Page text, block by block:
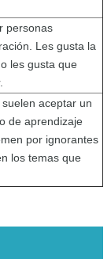
personas
Les gusta la
les gusta que
aceptar un
de aprendizaje
por ignorantes
los temas que